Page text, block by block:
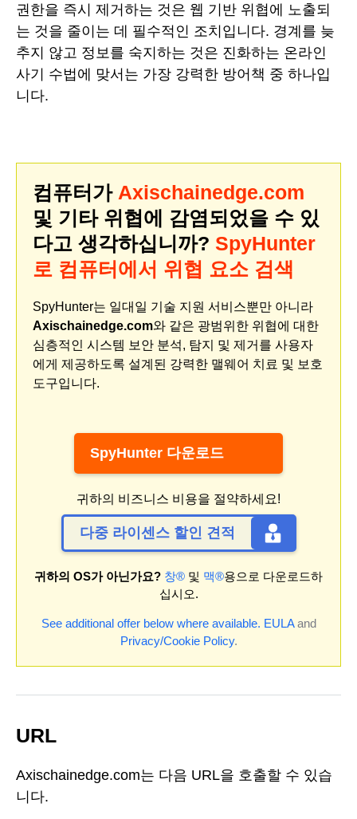
권한을 즉시 제거하는 것은 웹 기반 위협에 노출되
는 것을 줄이는 데 필수적인 조치입니다. 경계를 늦
추지 않고 정보를 숙지하는 것은 진화하는 온라인
사기 수법에 맞서는 가장 강력한 방어책 중 하나입
니다.
컴퓨터가 Axischainedge.com
및 기타 위협에 감염되었을 수 있
다고 생각하십니까? SpyHunter
로 컴퓨터에서 위협 요소 검색
SpyHunter는 일대일 기술 지원 서비스뿐만 아니라
Axischainedge.com와 같은 광범위한 위협에 대한
심층적인 시스템 보안 분석, 탐지 및 제거를 사용자
에게 제공하도록 설계된 강력한 맬웨어 치료 및 보호
도구입니다.
SpyHunter 다운로드
귀하의 비즈니스 비용을 절약하세요!
다중 라이센스 할인 견적
귀하의 OS가 아닌가요? 창® 및 맥®용으로 다운로드하
십시오.
See additional offer below where available. EULAand
Privacy/Cookie Policy.
URL
Axischainedge.com는 다음 URL을 호출할 수 있습
니다.